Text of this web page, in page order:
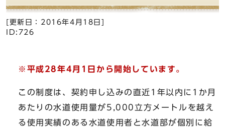
[更新日： 2016年4月18日
ID:726
※平成28年4月1日から開始しています。
この制度は、契約申し込みの直近1年以内に1か月
あたりの水道使用量が5,000立方メートルを越え
る使用実績のある水道使用者と水道部が個別に給